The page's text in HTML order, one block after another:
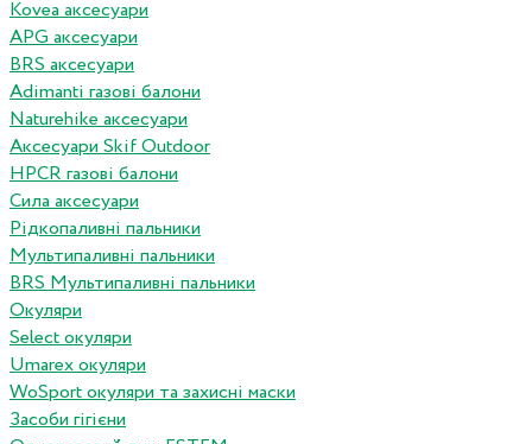
Kovea аксесуари
APG аксесуари
BRS аксесуари
Adimanti газові балони
Naturehike аксесуари
Аксесуари Skif Outdoor
HPCR газові балони
Сила аксесуари
Рідкопаливні пальники
Мультипаливні пальники
BRS Мультипаливні пальники
Окуляри
Select окуляри
Umarex окуляри
WoSport окуляри та захисні маски
Засоби гігієни